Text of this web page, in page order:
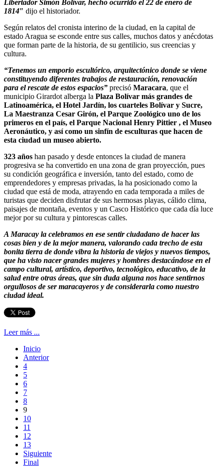
Libertador Simón Bolívar, hecho ocurrido el 22 de enero de
1814″ dijo el historiador.
Según relatos del cronista interino de la ciudad, en la capital de
estado Aragua se esconde entre sus calles, muchos datos y anécdotas
que forman parte de la historia, de su gentilicio, sus creencias y
cultura.
“Tenemos un emporio escultórico, arquitectónico donde se viene
constituyendo diferentes trabajos de restauración, renovación
para el rescate de estos espacios” precisó Maracara, que el
municipio Girardot alberga la Plaza Bolívar más grandes de
Latinoamérica, el Hotel Jardín, los cuarteles Bolívar y Sucre,
La Maestranza Cesar Girón, el Parque Zoológico uno de los
primeros en el país, el Parque Nacional Henry Pittier , el Museo
Aeronáutico, y así como un sinfín de esculturas que hacen de
esta ciudad un museo abierto.
323 años han pasado y desde entonces la ciudad de manera
progresiva se ha convertido en una zona de gran proyección, pues
su condición geográfica e inversión, tanto del estado, como de
emprendedores y empresas privadas, la ha posicionado como la
ciudad que está de moda, atrayendo en cada temporada a miles de
turistas que deciden disfrutar de sus hermosas playas, cálido clima,
paisajes de montaña, eventos y un Casco Histórico que cada día luce
mejor por su cultura y pintorescas calles.
A Maracay la celebramos en ese sentir ciudadano de hacer las
cosas bien y de la mejor manera, valorando cada trecho de esta
bonita tierra de donde vibra la historia de viejos y nuevos tiempos,
que ha visto nacer grandes mujeres y hombres destacándose en el
campo cultural, artístico, deportivo, tecnológico, educativo, de la
salud entre otras áreas, que sin duda alguna nos hace sentirnos
orgullosos de ser maracayeros y de considerarla como nuestro
ciudad ideal.
Leer más ...
Inicio
Anterior
4
5
6
7
8
9
10
11
12
13
Siguiente
Final